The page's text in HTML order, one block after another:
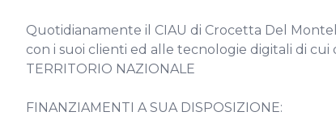
Quotidianamente il CIAU di Crocetta Del
con i suoi clienti ed alle tecnologie digitali di cui
TERRITORIO NAZIONALE
FINANZIAMENTI A SUA DISPOSIZIONE: